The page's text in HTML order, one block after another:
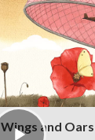
Wings and Oars